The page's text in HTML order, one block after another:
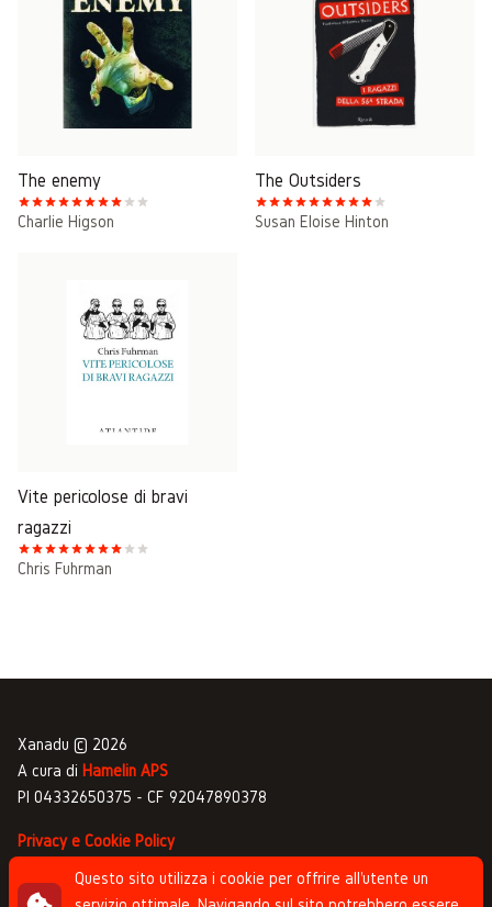
The enemy
Charlie Higson
The Outsiders
Susan Eloise Hinton
Vite pericolose di bravi
ragazzi
Chris Fuhrman
Xanadu © 2026
A cura di Hamelin APS
PI 04332650375 - CF 92047890378
Privacy e Cookie Policy
Gestione commenti
Questo sito utilizza i cookie per offrire all'utente un